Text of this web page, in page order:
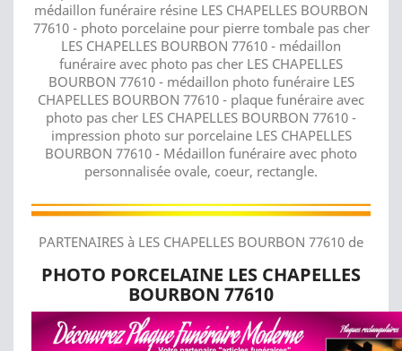
médaillon funéraire résine LES CHAPELLES BOURBON
77610 - photo porcelaine pour pierre tombale pas cher
LES CHAPELLES BOURBON 77610 - médaillon
funéraire avec photo pas cher LES CHAPELLES
BOURBON 77610 - médaillon photo funéraire LES
CHAPELLES BOURBON 77610 - plaque funéraire avec
photo pas cher LES CHAPELLES BOURBON 77610 -
impression photo sur porcelaine LES CHAPELLES
BOURBON 77610 - Médaillon funéraire avec photo
personnalisée ovale, coeur, rectangle.
PARTENAIRES à LES CHAPELLES BOURBON 77610 de
PHOTO PORCELAINE LES CHAPELLES
BOURBON 77610